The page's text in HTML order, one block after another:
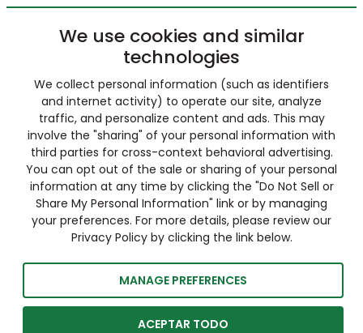
We use cookies and similar
technologies
We collect personal information (such as identifiers
and internet activity) to operate our site, analyze
traffic, and personalize content and ads. This may
involve the "sharing" of your personal information with
third parties for cross-context behavioral advertising.
You can opt out of the sale or sharing of your personal
information at any time by clicking the "Do Not Sell or
Share My Personal Information" link or by managing
your preferences. For more details, please review our
Privacy Policy by clicking the link below.
MANAGE PREFERENCES
ACEPTAR TODO